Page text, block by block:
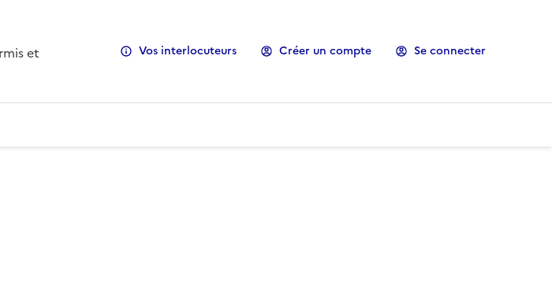
et
Vos interlocuteurs Créer un compte Se connecter